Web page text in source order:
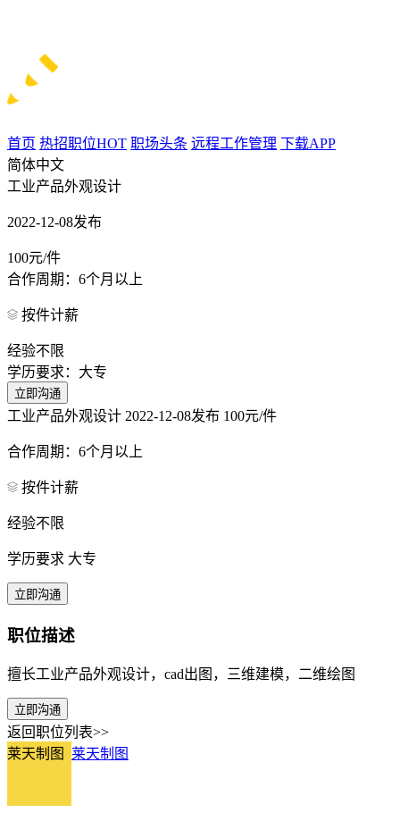
首页 热招职位HOT 职场头条 远程工作管理 下载APP
简体中文
工业产品外观设计
2022-12-08发布
100元/件
合作周期：6个月以上
按件计薪
经验不限
学历要求：大专
立即沟通
工业产品外观设计 2022-12-08发布 100元/件
合作周期：6个月以上
按件计薪
经验不限
学历要求 大专
立即沟通
职位描述
擅长工业产品外观设计，cad出图，三维建模，二维绘图
立即沟通
返回职位列表>>
莱天制图
莱天制图